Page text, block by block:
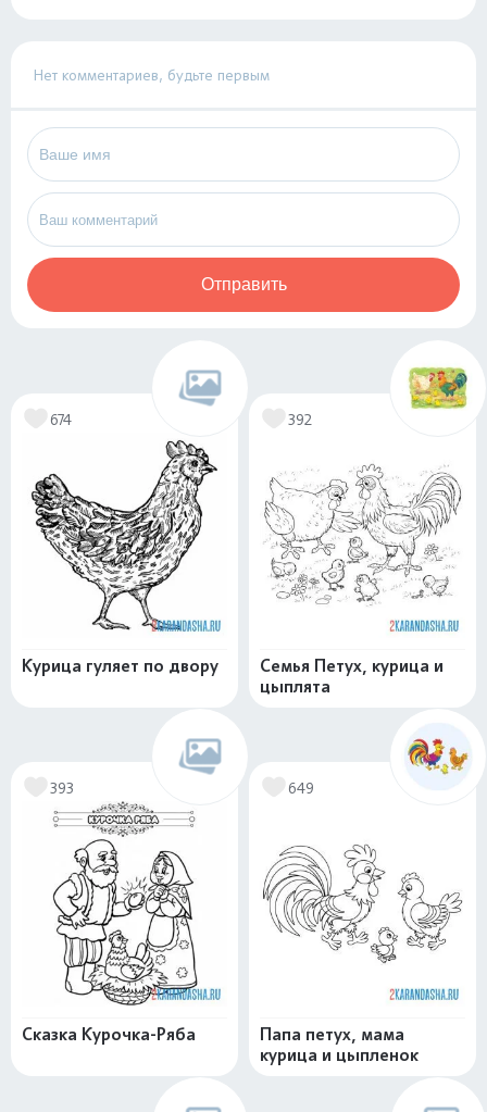
Нет комментариев, будьте первым
Отправить
674
Курица гуляет по двору
392
Семья Петух, курица и
цыплята
393
Сказка Курочка-Ряба
649
Папа петух, мама
курица и цыпленок